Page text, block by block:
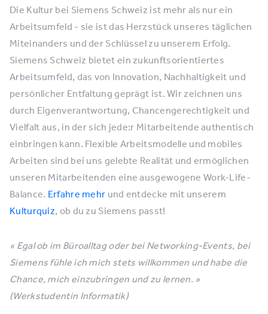
Die Kultur bei Siemens Schweiz ist mehr als nur ein
Arbeitsumfeld - sie ist das Herzstück unseres täglichen
Miteinanders und der Schlüssel zu unserem Erfolg.
Siemens Schweiz bietet ein zukunftsorientiertes
Arbeitsumfeld, das von Innovation, Nachhaltigkeit und
persönlicher Entfaltung geprägt ist. Wir zeichnen uns
durch Eigenverantwortung, Chancengerechtigkeit und
Vielfalt aus, in der sich jede:r Mitarbeitende authentisch
einbringen kann. Flexible Arbeitsmodelle und mobiles
Arbeiten sind bei uns gelebte Realität und ermöglichen
unseren Mitarbeitenden eine ausgewogene Work-Life-
Balance. Erfahre mehr und entdecke mit unserem
Kulturquiz, ob du zu Siemens passt!
« Egal ob im Büroalltag oder bei Networking-Events, bei
Siemens fühle ich mich stets willkommen und habe die
Chance, mich einzubringen und zu lernen. »
(Werkstudentin Informatik)